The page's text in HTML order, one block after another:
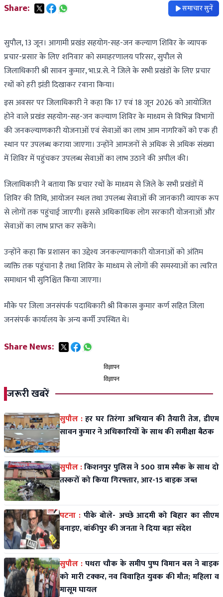
Share: समाचार सुनें
सुपौल, 13 जून। आगामी प्रखंड सहयोग-सह-जन कल्याण शिविर के व्यापक
प्रचार-प्रसार के लिए शनिवार को समाहरणालय परिसर, सुपौल से
जिलाधिकारी श्री सावन कुमार, भा.प्र.से. ने जिले के सभी प्रखंडों के लिए प्रचार
रथों को हरी झंडी दिखाकर रवाना किया।
इस अवसर पर जिलाधिकारी ने कहा कि 17 एवं 18 जून 2026 को आयोजित
होने वाले प्रखंड सहयोग-सह-जन कल्याण शिविर के माध्यम से विभिन्न विभागों
की जनकल्याणकारी योजनाओं एवं सेवाओं का लाभ आम नागरिकों को एक ही
स्थान पर उपलब्ध कराया जाएगा। उन्होंने आमजनों से अधिक से अधिक संख्या
में शिविर में पहुंचकर उपलब्ध सेवाओं का लाभ उठाने की अपील की।
जिलाधिकारी ने बताया कि प्रचार रथों के माध्यम से जिले के सभी प्रखंडों में
शिविर की तिथि, आयोजन स्थल तथा उपलब्ध सेवाओं की जानकारी व्यापक रूप
से लोगों तक पहुंचाई जाएगी। इससे अधिकाधिक लोग सरकारी योजनाओं और
सेवाओं का लाभ प्राप्त कर सकेंगे।
उन्होंने कहा कि प्रशासन का उद्देश्य जनकल्याणकारी योजनाओं को अंतिम
व्यक्ति तक पहुंचाना है तथा शिविर के माध्यम से लोगों की समस्याओं का त्वरित
समाधान भी सुनिश्चित किया जाएगा।
मौके पर जिला जनसंपर्क पदाधिकारी श्री विकास कुमार कर्ण सहित जिला
जनसंपर्क कार्यालय के अन्य कर्मी उपस्थित थे।
Share News:
विज्ञापन
विज्ञापन
जरूरी खबरें
सुपौल :हर घर तिरंगा अभियान की तैयारी तेज, डीएम
सावन कुमार ने अधिकारियों के साथ की समीक्षा बैठक
सुपौल :किशनपुर पुलिस ने 500 ग्राम स्मैक के साथ दो
तस्करों को किया गिरफ्तार, आर-15 बाइक जब्त
पटना : पीके बोले- अच्छे आदमी को बिहार का सीएम
बनाइए, बांकीपुर की जनता ने दिया बड़ा संदेश
सुपौल :पथरा चौक के समीप पुष्प विमान बस ने बाइक
को मारी टक्कर, नव विवाहित युवक की मौत; महिला व
मासूम घायल